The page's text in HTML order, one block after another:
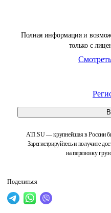
Полная информация и
только с
ATI.SU — крупнейшая в России
Зарегистрируйтесь и получите
на перевозку
Поделиться